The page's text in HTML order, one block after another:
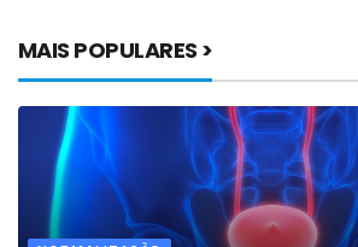
MAIS POPULARES >